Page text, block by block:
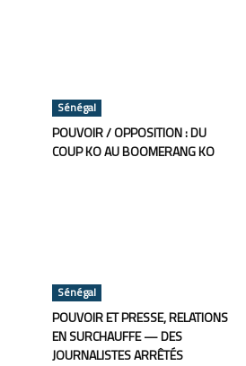
Sénégal
POUVOIR / OPPOSITION : DU
COUP KO AU BOOMERANG KO
Sénégal
POUVOIR ET PRESSE, RELATIONS
EN SURCHAUFFE — DES
JOURNALISTES ARRÊTÉS